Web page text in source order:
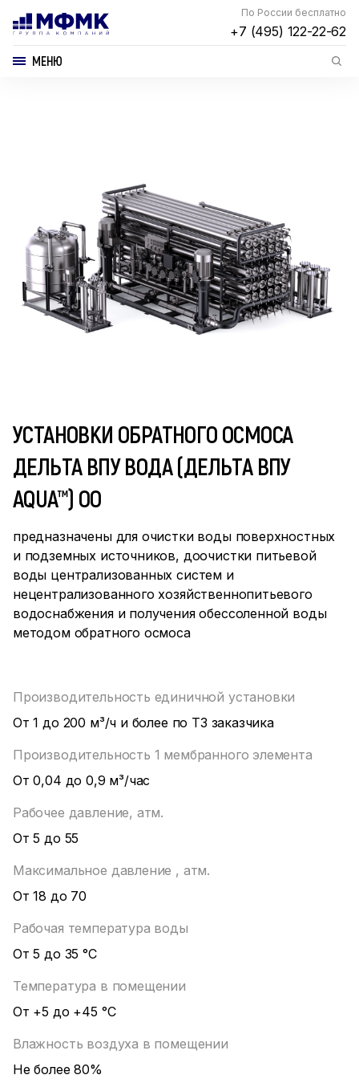
По России бесплатно
+7 (495) 122-22-62
МЕНЮ
УСТАНОВКИ ОБРАТНОГО ОСМОСА
ДЕЛЬТА ВПУ ВОДА (ДЕЛЬТА ВПУ
AQUA™) ОО
предназначены для очистки воды поверхностных
и подземных источников, доочистки питьевой
воды централизованных систем и
нецентрализованного хозяйственнопитьевого
водоснабжения и получения обессоленной воды
методом обратного осмоса
Производительность единичной установки
От 1 до 200 м³/ч и более по ТЗ заказчика
Производительность 1 мембранного элемента
От 0,04 до 0,9 м³/час
Рабочее давление, атм.
От 5 до 55
Максимальное давление , атм.
От 18 до 70
Рабочая температура воды
От 5 до 35 °С
Температура в помещении
От +5 до +45 °С
Влажность воздуха в помещении
Не более 80%